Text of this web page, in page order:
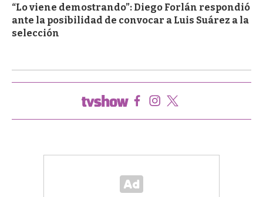
“Lo viene demostrando”: Diego Forlán respondió
ante la posibilidad de convocar a Luis Suárez a la
selección